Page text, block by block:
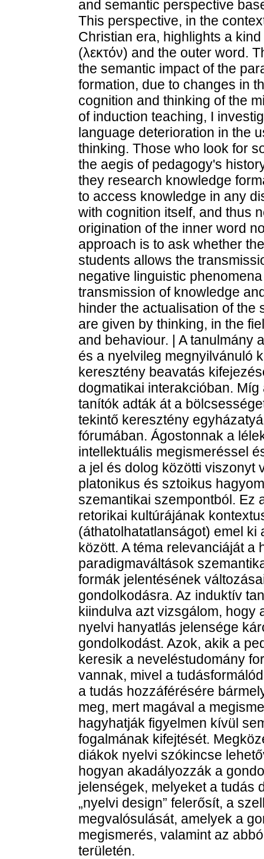
and semantic perspective
This perspective, in the
Christian era, highlights a
(λεκτόν) and the outer word.
the semantic impact of the
formation, due to changes in
cognition and thinking of the
of induction teaching, I
language deterioration in the
thinking. Those who look for
the aegis of pedagogy's
they research knowledge
to access knowledge in any
with cognition itself, and thus
origination of the inner word
approach is to ask whether
students allows the
negative linguistic
transmission of knowledge
hinder the actualisation of the
are given by thinking, in the
and behaviour. | A tanulmány
és a nyelvileg megnyilvánuló
keresztény beavatás
dogmatikai interakcióban.
tanítók adták át a
tekintő keresztény
fórumában. Ágostonnak a
intellektuális megismeréssel
a jel és dolog közötti viszonyt
platonikus és sztoikus
szemantikai szempontból. Ez
retorikai kultúrájának
(áthatolhatatlanságot) emel ki
között. A téma relevanciáját a
paradigmaváltások
formák jelentésének
gondolkodásra. Az induktív
kiindulva azt vizsgálom, hogy
nyelvi hanyatlás jelensége
gondolkodást. Azok, akik a
keresik a neveléstudomány
vannak, mivel a
a tudás hozzáférésére
meg, mert magával a
hagyhatják figyelmen kívül
fogalmának kifejtését.
diákok nyelvi szókincse
hogyan akadályozzák a
jelenségek, melyeket a tudás
„nyelvi design” felerősít, a
megvalósulását, amelyek a
megismerés, valamint az
területén.